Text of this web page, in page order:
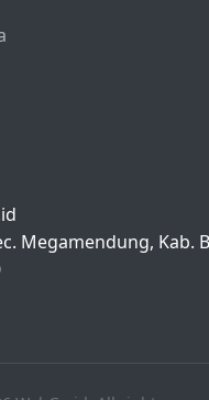
Megamendung, Kab.